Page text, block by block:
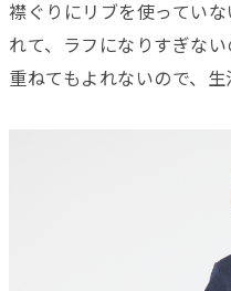
襟ぐりにリブを使ってい
れて、ラフになりすぎな
重ねてもよれないので、生